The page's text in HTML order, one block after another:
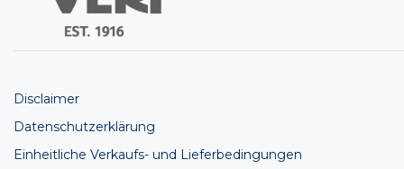
Disclaimer
Datenschutzerklärung
Einheitliche Verkaufs- und Lieferbedingungen